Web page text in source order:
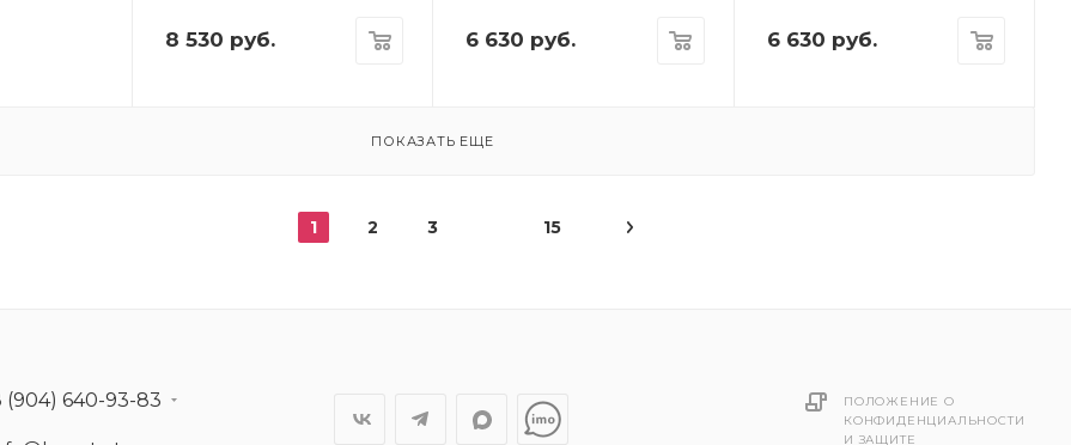
8 530 руб. 6 630 руб. 6 630 руб.
ПОКАЗАТЬ ЕЩЕ
1 2 3 15
(904) 640-93-83
ПОЛОЖЕНИЕ О
КОНФИДЕНЦИАЛЬНОСТИ
И ЗАЩИТЕ